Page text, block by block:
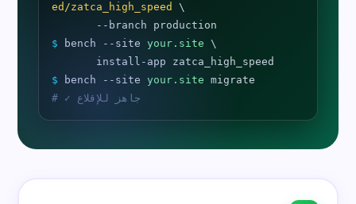
ed/zatca_high_speed
\
$ bench --site your.site \
$ bench --site your.site
# ✓ جاهز للإقلاع